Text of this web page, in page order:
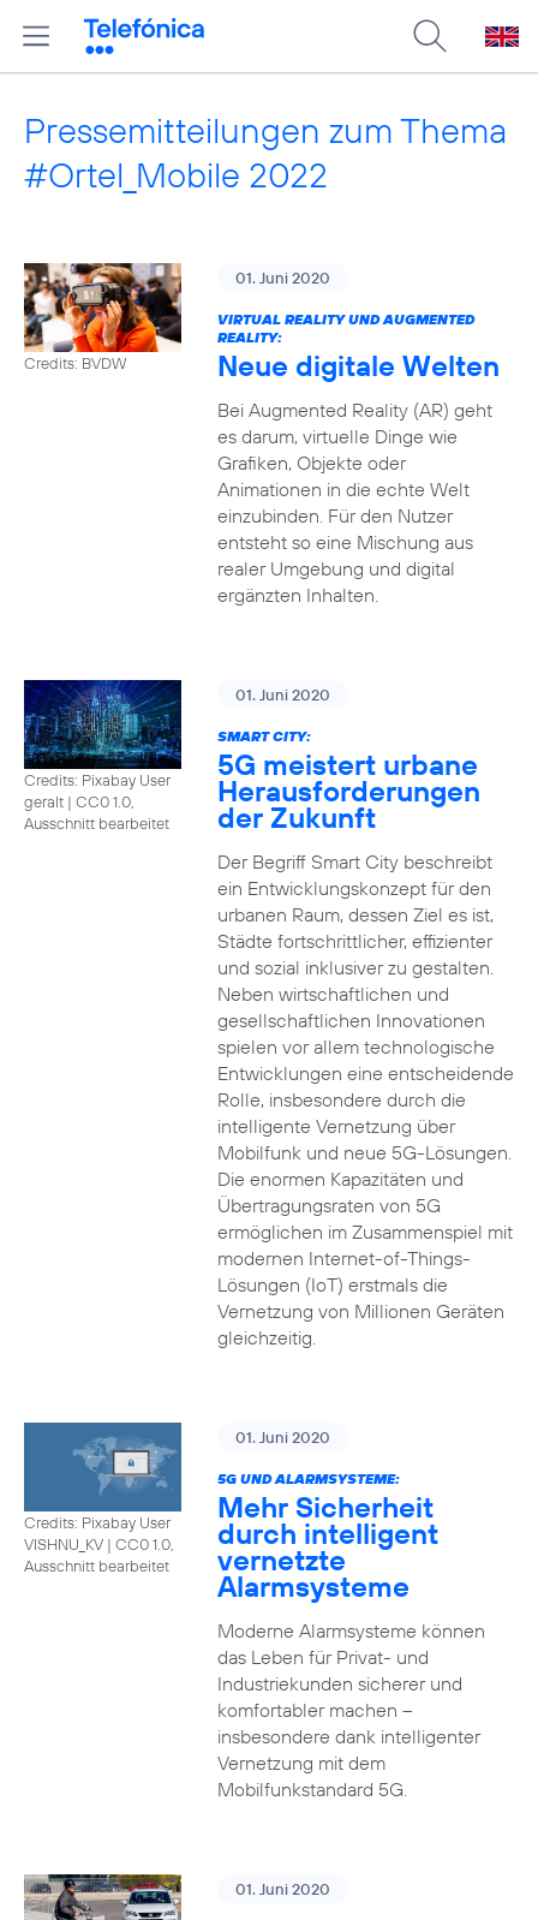
Pressemitteilungen zum Thema
#Ortel_Mobile 2022
Credits: BVDW
01. Juni 2020
VIRTUAL REALITY UND AUGMENTED
REALITY:
Neue digitale Welten
Bei Augmented Reality (AR) geht
es darum, virtuelle Dinge wie
Grafiken, Objekte oder
Animationen in die echte Welt
einzubinden. Für den Nutzer
entsteht so eine Mischung aus
realer Umgebung und digital
ergänzten Inhalten.
Credits: Pixabay User
geralt | CC0 1.0,
Ausschnitt bearbeitet
01. Juni 2020
SMART CITY:
5G meistert urbane
Herausforderungen
der Zukunft
Der Begriff Smart City beschreibt
ein Entwicklungskonzept für den
urbanen Raum, dessen Ziel es ist,
Städte fortschrittlicher, effizienter
und sozial inklusiver zu gestalten.
Neben wirtschaftlichen und
gesellschaftlichen Innovationen
spielen vor allem technologische
Entwicklungen eine entscheidende
Rolle, insbesondere durch die
intelligente Vernetzung über
Mobilfunk und neue 5G-Lösungen.
Die enormen Kapazitäten und
Übertragungsraten von 5G
ermöglichen im Zusammenspiel mit
modernen Internet-of-Things-
Lösungen (IoT) erstmals die
Vernetzung von Millionen Geräten
gleichzeitig.
Credits: Pixabay User
VISHNU_KV | CC0 1.0,
Ausschnitt bearbeitet
01. Juni 2020
5G UND ALARMSYSTEME:
Mehr Sicherheit
durch intelligent
vernetzte
Alarmsysteme
Moderne Alarmsysteme können
das Leben für Privat- und
Industriekunden sicherer und
komfortabler machen –
insbesondere dank intelligenter
Vernetzung mit dem
Mobilfunkstandard 5G.
01. Juni 2020